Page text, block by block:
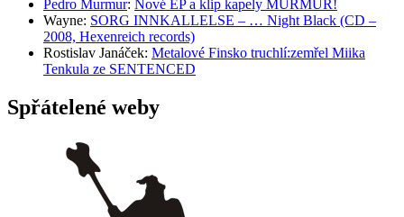
Pedro Murmur: Nové EP a klip kapely MURMUR!
Wayne: SORG INNKALLELSE – … Night Black (CD –
2008, Hexenreich records)
Rostislav Janáček: Metalové Finsko truchlí:zemřel Miika
Tenkula ze SENTENCED
Spřátelené weby